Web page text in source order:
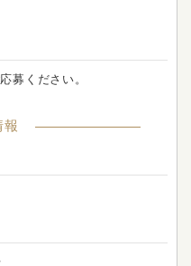
募ください。
報